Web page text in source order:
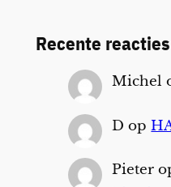
Recente reacties
Michel
D op
Pieter